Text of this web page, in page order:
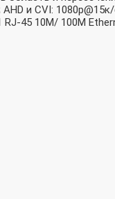
и CVI:
45 10M/ 100M